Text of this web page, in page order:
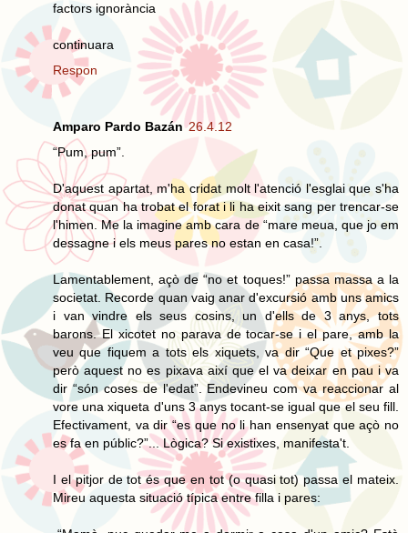
factors ignorància
continuara
Respon
Amparo Pardo Bazán 26.4.12
“Pum, pum”.
D'aquest apartat, m'ha cridat molt l'atenció l'esglai que s'ha
donat quan ha trobat el forat i li ha eixit sang per trencar-se
l'himen. Me la imagine amb cara de “mare meua, que jo em
dessagne i els meus pares no estan en casa!”.
Lamentablement, açò de “no et toques!” passa massa a la
societat. Recorde quan vaig anar d'excursió amb uns amics
i van vindre els seus cosins, un d'ells de 3 anys, tots
barons. El xicotet no parava de tocar-se i el pare, amb la
veu que fiquem a tots els xiquets, va dir “Que et pixes?”
però aquest no es pixava així que el va deixar en pau i va
dir “són coses de l'edat”. Endevineu com va reaccionar al
vore una xiqueta d'uns 3 anys tocant-se igual que el seu fill.
Efectivament, va dir “es que no li han ensenyat que açò no
es fa en públic?”... Lògica? Si existixes, manifesta't.
I el pitjor de tot és que en tot (o quasi tot) passa el mateix.
Mireu aquesta situació típica entre filla i pares: